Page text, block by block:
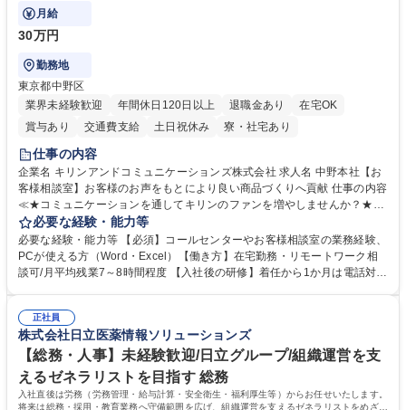
月給
30万円
勤務地
東京都中野区
業界未経験歓迎
年間休日120日以上 退職金あり
在宅OK
賞与あり
交通費支給 土日祝休み 寮・社宅あり
仕事の内容
企業名 キリンアンドコミュニケーションズ株式会社 求人名 中野本社【お
客様相談室】お客様のお声をもとにより良い商品づくりへ貢献 仕事の内容
≪★コミュニケーションを通してキリンのファンを増やしませんか？★≫
お客様のお声をより良い商品づくりに活かしていく上で、窓口となるお客
様相談室でのお仕事です。 日々お客様からいただくキリングループへのご
意見を、企業活動に活かしています。お客様からの声に迅速かつ誠意をも
って対応、情報提供するとともにグループ内活動に反映しています。 【具
平均100件前後■メール・手紙：同上40件前後 募集職種 中野本社【お客様
相談室】お客様のお声をもとにより良い商品づくりへ貢献
必要な経験・能力等
必要な経験・能力等 【必須】コールセンターやお客様相談室の業務経験、
PCが使える方（Word・Excel）【働き方】在宅勤務・リモートワーク相
談可/月平均残業7～8時間程度 【入社後の研修】着任から1か月は電話対応
すのでご安心ください。 【当社について】キリングループの広報機能を担
う会社として、お客様との出会いを大切にし、磨き上げたホスピタリティ
を込めてコミュニケーションをとりながら広報関連業務を行っておりま
す。 学歴・資格 学歴：大学院 大学 高専 短大 専修学校 高校 語学力： 資
格：
正社員
株式会社日立医薬情報ソリューションズ
【総務・人事】未経験歓迎/日立グループ/組織運営を支
えるゼネラリストを目指す 総務
入社直後は労務（労務管理・給与計算・安全衛生・福利厚生等）からお任せいたします。
将来は総務・採用・教育業務へ守備範囲を広げ、組織運営を支えるゼネラリストをめざせ